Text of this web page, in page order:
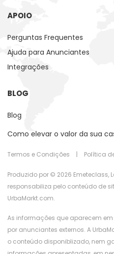
APOIO
Perguntas Frequentes
Ajuda para Anunciantes
Integrações
BLOG
Blog
Como elevar o valor da sua
Termos e Condições | Política
Produzido por © 2026 Emeteclass,
responsabiliza pelo conteúdo de
UrbaMarkt.com.
As informações que aparecem
por anunciantes externos. A
o conteúdo disponiblizado, nem